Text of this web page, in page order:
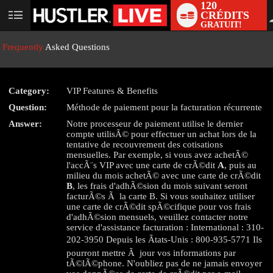
User
120
CRÉDITS
GRATUIT!
Frequently Asked Questions
Category:
VIP Features & Benefits
Question:
Méthode de paiement pour la facturation récurrente
Answer:
Notre processeur de paiement utilise le dernier
compte utilisÃ© pour effectuer un achat lors de la
tentative de recouvrement des cotisations
mensuelles. Par exemple, si vous avez achetÃ©
l'accÃ¨s VIP avec une carte de crÃ©dit A, puis au
milieu du mois achetÃ© avec une carte de crÃ©dit
B, les frais d'adhÃ©sion du mois suivant seront
facturÃ©s Ã la carte B. Si vous souhaitez utiliser
une carte de crÃ©dit spÃ©cifique pour vos frais
d'adhÃ©sion mensuels, veuillez contacter notre
service d'assistance facturation : International : 310-
202-3950 Depuis les Ãtats-Unis : 800-935-5771 Ils
pourront mettre Ã jour vos informations par
tÃ©lÃ©phone. N'oubliez pas de ne jamais envoyer
LIMITED TIME OFFER!